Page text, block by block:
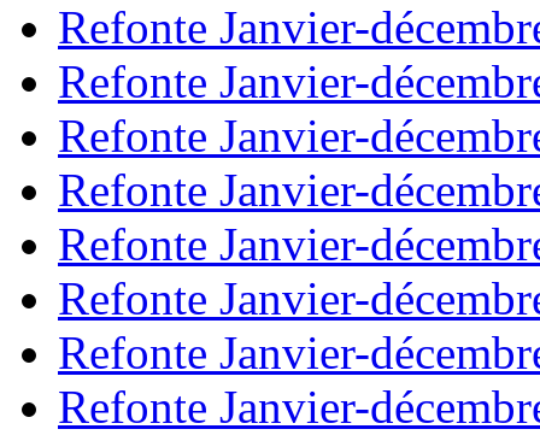
Refonte Janvier-
Refonte Janvier-
Refonte Janvier-
Refonte Janvier-
Refonte Janvier-
Refonte Janvier-
Refonte Janvier-
Refonte Janvier-